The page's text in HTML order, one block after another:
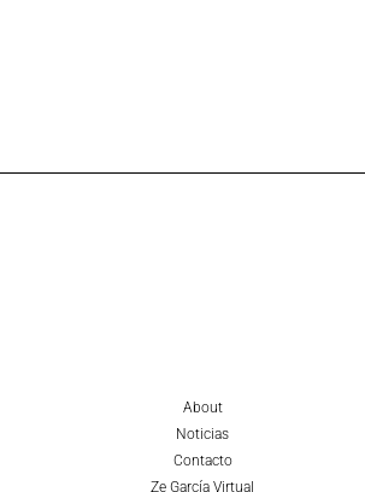
About
Noticias
Contacto
Ze García Virtual